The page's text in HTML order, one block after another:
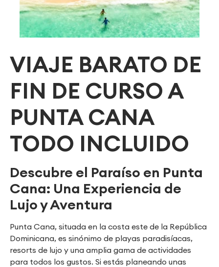
VIAJE BARATO DE
FIN DE CURSO A
PUNTA CANA
TODO INCLUIDO
Descubre el Paraíso en Punta
Cana: Una Experiencia de
Lujo y Aventura
Punta Cana, situada en la costa este de la República
Dominicana, es sinónimo de playas paradisíacas,
resorts de lujo y una amplia gama de actividades
para todos los gustos. Si estás planeando unas